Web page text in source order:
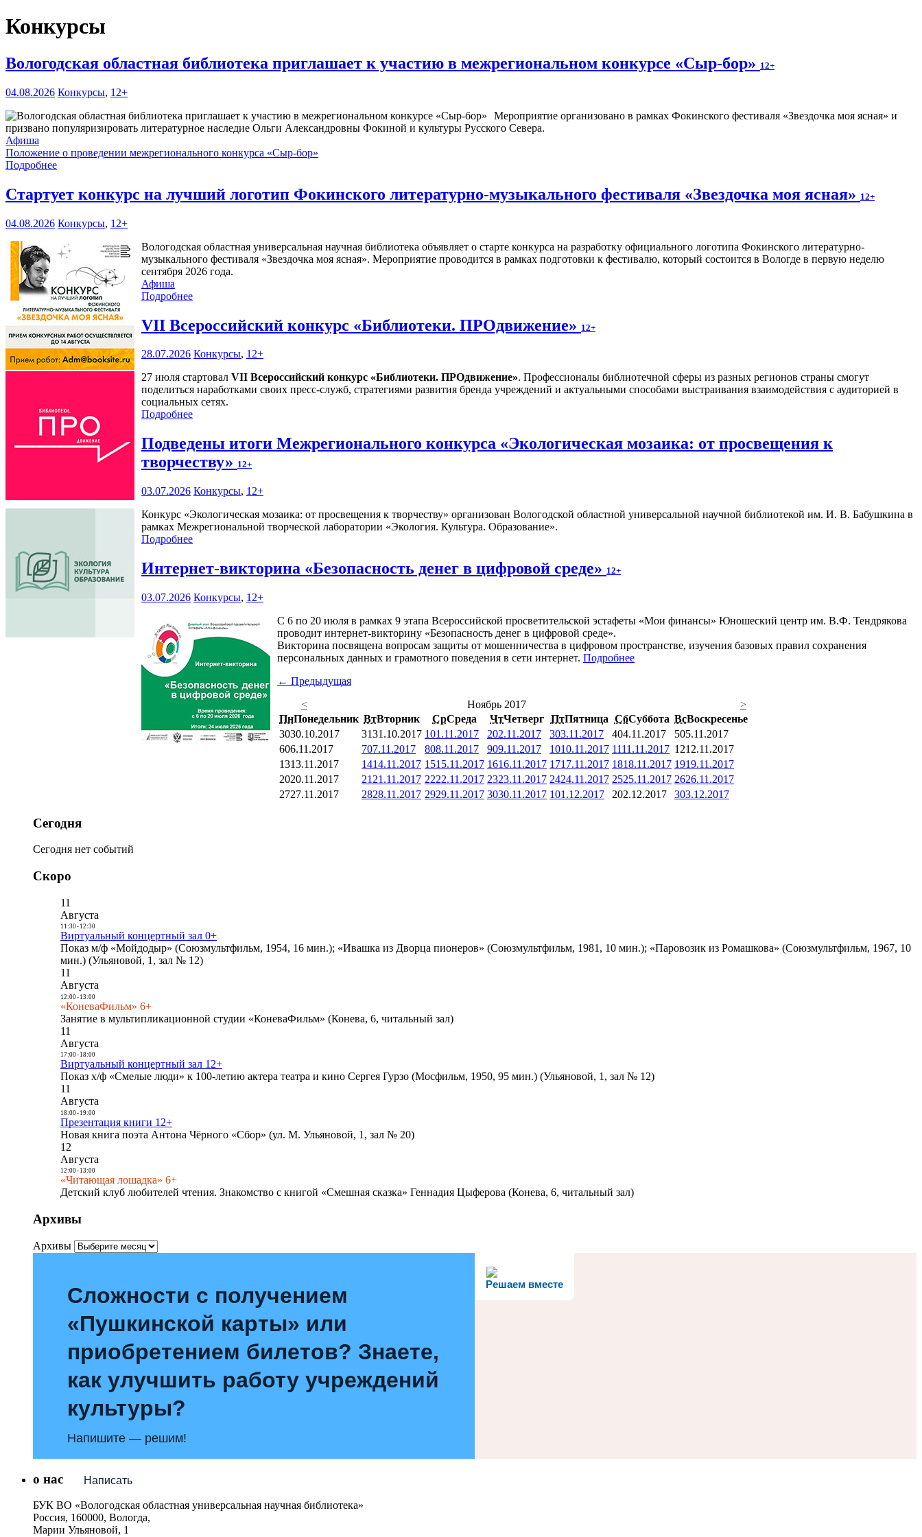
Конкурсы
Вологодская областная библиотека приглашает к участию в межрегиональном конкурсе «Сыр-бор» 12+
04.08.2026 Конкурсы, 12+
Мероприятие организовано в рамках Фокинского фестиваля «Звездочка моя ясная» и
призвано популяризировать литературное наследие Ольги Александровны Фокиной и культуры Русского Севера.
Афиша
Положение о проведении межрегионального конкурса «Сыр-бор»
Подробнее
Стартует конкурс на лучший логотип Фокинского литературно-музыкального фестиваля «Звездочка моя ясная» 12+
04.08.2026 Конкурсы, 12+
Вологодская областная универсальная научная библиотека объявляет о старте конкурса на разработку официального логотипа Фокинского литературно-
музыкального фестиваля «Звездочка моя ясная». Мероприятие проводится в рамках подготовки к фестивалю, который состоится в Вологде в первую неделю
сентября 2026 года.
Афиша
Подробнее
VII Всероссийский конкурс «Библиотеки. ПРОдвижение» 12+
28.07.2026 Конкурсы, 12+
27 июля стартовал VII Всероссийский конкурс «Библиотеки. ПРОдвижение». Профессионалы библиотечной сферы из разных регионов страны смогут
поделиться наработками своих пресс-служб, стратегиями развития бренда учреждений и актуальными способами выстраивания взаимодействия с аудиторией в
социальных сетях.
Подробнее
Подведены итоги Межрегионального конкурса «Экологическая мозаика: от просвещения к
творчеству» 12+
03.07.2026 Конкурсы, 12+
Конкурс «Экологическая мозаика: от просвещения к творчеству» организован Вологодской областной универсальной научной библиотекой им. И. В. Бабушкина в
рамках Межрегиональной творческой лаборатории «Экология. Культура. Образование».
Подробнее
Интернет-викторина «Безопасность денег в цифровой среде» 12+
03.07.2026 Конкурсы, 12+
С 6 по 20 июля в рамках 9 этапа Всероссийской просветительской эстафеты «Мои финансы» Юношеский центр им. В.Ф. Тендрякова
проводит интернет-викторину «Безопасность денег в цифровой среде».
Викторина посвящена вопросам защиты от мошенничества в цифровом пространстве, изучения базовых правил сохранения
персональных данных и грамотного поведения в сети интернет. Подробнее
← Предыдущая
<
Ноябрь 2017
>
ПнПонедельник ВтВторник СрСреда ЧтЧетверг ПтПятница СбСуббота ВсВоскресенье
3030.10.2017 3131.10.2017 101.11.2017 202.11.2017 303.11.2017 404.11.2017 505.11.2017
606.11.2017 707.11.2017 808.11.2017 909.11.2017 1010.11.2017 1111.11.2017 1212.11.2017
1313.11.2017 1414.11.2017 1515.11.2017 1616.11.2017 1717.11.2017 1818.11.2017 1919.11.2017
2020.11.2017 21 21.11.2017 2222.11.2017 2323.11.2017 2424.11.2017 2525.11.2017 2626.11.2017
2727.11.2017 2828.11.2017 2929.11.2017 3030.11.2017 101.12.2017 202.12.2017 303.12.2017
Сегодня
Сегодня нет событий
Скоро
11
Августа
11:30- 12:30
Виртуальный концертный зал 0+
Показ м/ф «Мойдодыр» (Союзмультфильм, 1954, 16 мин.); «Ивашка из Дворца пионеров» (Союзмультфильм, 1981, 10 мин.); «Паровозик из Ромашкова» (Союзмультфильм, 1967, 10
мин.) (Ульяновой, 1, зал № 12)
11
Августа
12:00- 13:00
«КоневаФильм» 6+
Занятие в мультипликационной студии «КоневаФильм» (Конева, 6, читальный зал)
11
Августа
17:00- 18:00
Виртуальный концертный зал 12+
Показ х/ф «Смелые люди» к 100-летию актера театра и кино Сергея Гурзо (Мосфильм, 1950, 95 мин.) (Ульяновой, 1, зал № 12)
11
Августа
18:00- 19:00
Презентация книги 12+
Новая книга поэта Антона Чёрного «Сбор» (ул. М. Ульяновой, 1, зал № 20)
12
Августа
12:00- 13:00
«Читающая лошадка» 6+
Детский клуб любителей чтения. Знакомство с книгой «Смешная сказка» Геннадия Цыферова (Конева, 6, читальный зал)
Архивы
Архивы
Решаем вместе
Сложности с получением
«Пушкинской карты» или
приобретением билетов? Знаете,
как улучшить работу учреждений
культуры?
Напишите — решим!
Написать
о нас
БУК ВО «Вологодская областная универсальная научная библиотека»
Россия, 160000, Вологда,
Марии Ульяновой, 1